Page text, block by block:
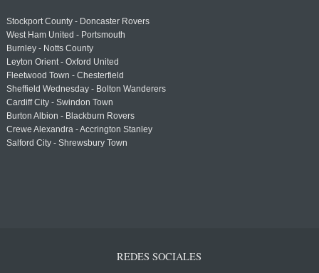
Stockport County - Doncaster Rovers
West Ham United - Portsmouth
Burnley - Notts County
Leyton Orient - Oxford United
Fleetwood Town - Chesterfield
Sheffield Wednesday - Bolton Wanderers
Cardiff City - Swindon Town
Burton Albion - Blackburn Rovers
Crewe Alexandra - Accrington Stanley
Salford City - Shrewsbury Town
REDES SOCIALES